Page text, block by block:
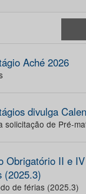
Aché 2026
divulga
solicitação de Pré-
Obrigatório II e
(2025.3)
de férias (2025.3)